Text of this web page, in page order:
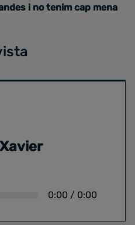
i no tenim cap mena
0:00 / 0:00